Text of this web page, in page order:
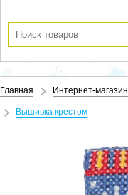
Главная Интернет-магазин
Вышивка крестом